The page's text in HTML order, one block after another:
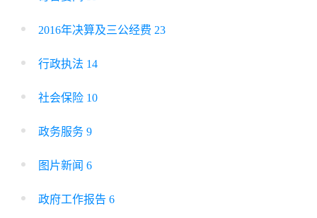
2016年决算及三公经费 23
行政执法 14
社会保险 10
政务服务 9
图片新闻 6
政府工作报告 6